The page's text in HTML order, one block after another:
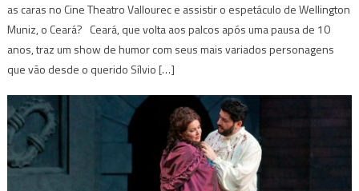
as caras no Cine Theatro Vallourec e assistir o espetáculo de Wellington
Muniz, o Ceará? Ceará, que volta aos palcos após uma pausa de 10
anos, traz um show de humor com seus mais variados personagens
que vão desde o querido Sílvio […]